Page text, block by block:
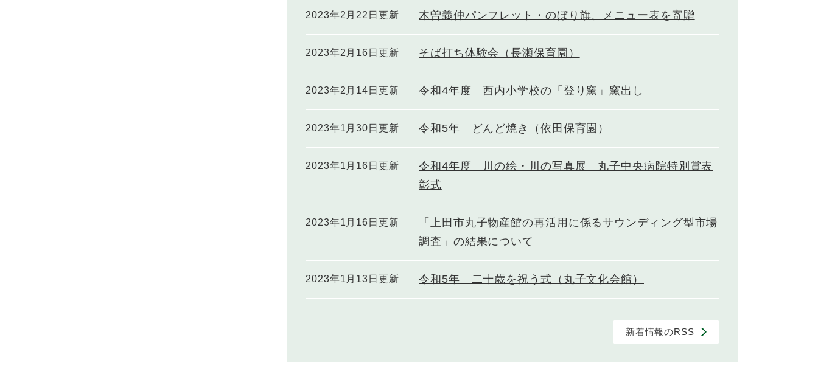
2023年2月22日更新 木曽義仲パンフレット・のぼり旗、メニュー表を寄贈
2023年2月16日更新 そば打ち体験会（長瀬保育園）
2023年2月14日更新 令和4年度 西内小学校の「登り窯」窯出し
2023年1月30日更新 令和5年 どんど焼き（依田保育園）
2023年1月16日更新
令和4年度 川の絵・川の写真展 丸子中央病院特別賞表
彰式
2023年1月16日更新
「上田市丸子物産館の再活用に係るサウンディング型市場
調査」の結果について
2023年1月13日更新 令和5年 二十歳を祝う式（丸子文化会館）
新着情報のRSS